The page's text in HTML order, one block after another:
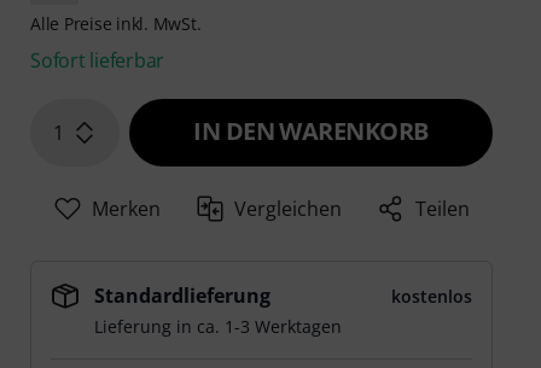
Alle Preise inkl. MwSt.
Sofort lieferbar
1 IN DEN WARENKORB
Merken Vergleichen Teilen
Standardlieferung
kostenlos
Lieferung in ca. 1-3 Werktagen